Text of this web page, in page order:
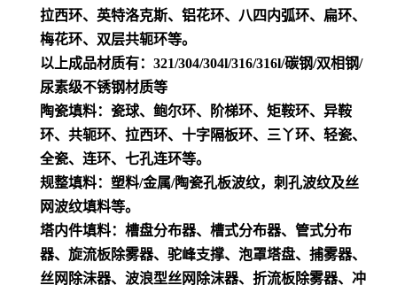
拉西环、英特洛克斯、铝花环、八四内弧环、扁环、
梅花环、双层共轭环等。
以上成品材质有：321/304/304l/316/316l/碳钢/双相钢/
尿素级不锈钢材质等
陶瓷填料：瓷球、鲍尔环、阶梯环、矩鞍环、异鞍
环、共轭环、拉西环、十字隔板环、三丫环、轻瓷、
全瓷、连环、七孔连环等。
规整填料：塑料/金属/陶瓷孔板波纹，刺孔波纹及丝
网波纹填料等。
塔内件填料：槽盘分布器、槽式分布器、管式分布
器、旋流板除雾器、驼峰支撑、泡罩塔盘、捕雾器、
丝网除沫器、波浪型丝网除沫器、折流板除雾器、冲